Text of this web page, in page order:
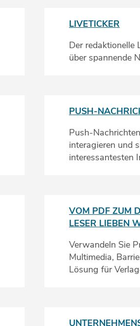
LIVETICKER
Der redaktionelle
über spannende
PUSH-
Push-
interagieren und
interessantesten
VOM PDF ZUM
LESER LIEBEN
Verwandeln Sie
Multimedia,
Lösung für